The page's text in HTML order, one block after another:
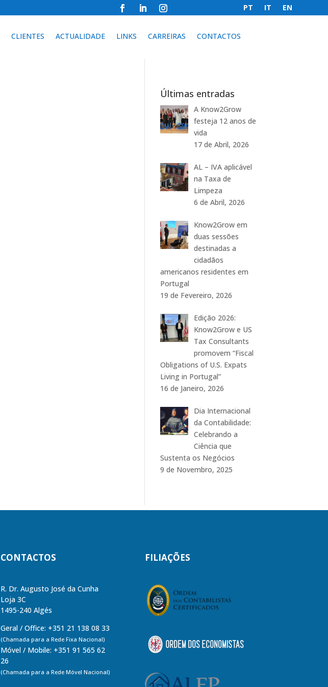
PT IT EN
CLIENTES ACTUALIDADE LINKS CARREIRAS
CONTACTOS
Últimas entradas
A Know2Grow
festeja 12 anos de
vida
17 de Abril, 2026
AL – IVA aplicável
na Taxa de
Limpeza
6 de Abril, 2026
Know2Grow em
duas sessões
destinadas a
cidadãos
americanos residentes em
Portugal
19 de Fevereiro, 2026
Edição 2026:
Know2Grow e US
Tax Consultants
promovem “Fiscal
Obligations of U.S. Expats
Living in Portugal”
16 de Janeiro, 2026
Dia Internacional
da Contabilidade:
Celebrando a
Ciência que
Sustenta os Negócios
9 de Novembro, 2025
CONTACTOS
R. Dr. Augusto José da Cunha
Loja 3C
1495-240 Algés
Geral / Office: +351 21 138 08 33
(Chamada para a Rede Fixa Nacional)
Móvel / Mobile: +351 91 565 62
26
(Chamada para a Rede Móvel Nacional)
FILIAÇÕES